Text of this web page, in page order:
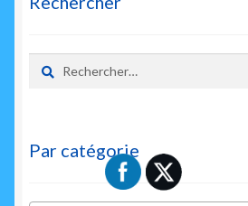
Rechercher :
Par catégorie